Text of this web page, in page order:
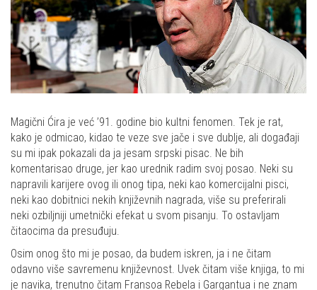
Magični Ćira je već ’91. godine bio kultni fenomen. Tek je rat,
kako je odmicao, kidao te veze sve jače i sve dublje, ali događaji
su mi ipak pokazali da ja jesam srpski pisac. Ne bih
komentarisao druge, jer kao urednik radim svoj posao. Neki su
napravili karijere ovog ili onog tipa, neki kao komercijalni pisci,
neki kao dobitnici nekih književnih nagrada, više su preferirali
neki ozbiljniji umetnički efekat u svom pisanju. To ostavljam
čitaocima da presuđuju.
Osim onog što mi je posao, da budem iskren, ja i ne čitam
odavno više savremenu književnost. Uvek čitam više knjiga, to mi
je navika, trenutno čitam Fransoa Rebela i Gargantua i ne znam